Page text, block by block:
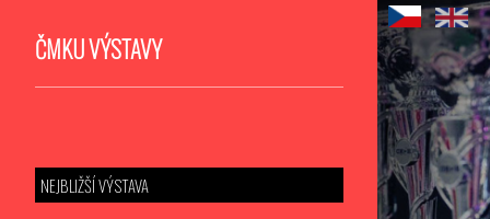
ČMKU VÝSTAVY
NEJBLIŽŠÍ VÝSTAVA